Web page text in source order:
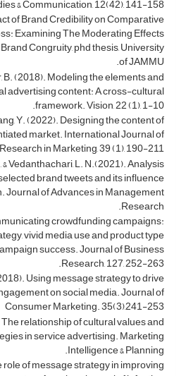
& Communication, 12(42), 141-158.
of Brand Credibility on Comparative
Examining The Moderating Effects
Congruity, phd thesis, University
of JAMMU.
B. (2018). Modeling the elements and
advertising content: A cross-cultural
framework. Vision, 22 (1), 1-10.
Y. (2022). Designing the content of
market. International Journal of
Research in Marketing, 39 (1), 190-211.
& Vedanthachari, L. N.(2021). Analysis
brand tweets and its influence
Journal of Advances in Management
Research.
crowdfunding campaigns:
vivid media use and product type
success. Journal of Business
Research, 127, 252-263.
Using message strategy to drive
on social media. Journal of
Consumer Marketing. 35(3),241-253
The relationship of cultural values and
in service advertising. Marketing
Intelligence & Planning.
role of message strategy in improving